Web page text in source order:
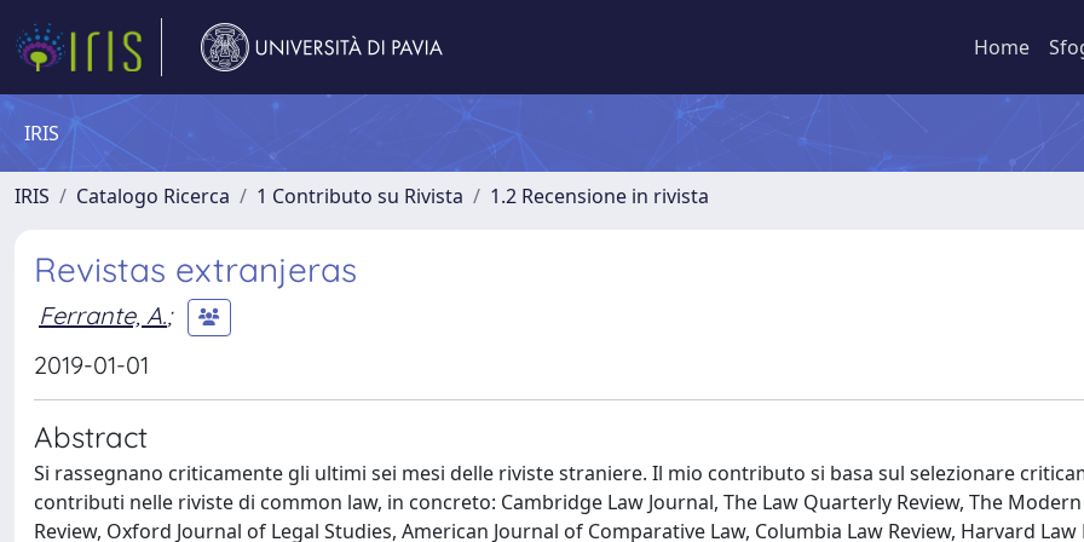
Home
IRIS
IRIS Catalogo Ricerca 1 Contributo su Rivista 1.2 Recensione in rivista
Revistas extranjeras
Ferrante, A.;
2019-01-01
Abstract
Si rassegnano criticamente gli ultimi sei mesi delle riviste straniere. Il mio contributo si basa sul selezionare
contributi nelle riviste di common law, in concreto: Cambridge Law Journal, The Law Quarterly Review, The
Review, Oxford Journal of Legal Studies, American Journal of Comparative Law, Columbia Law Review, Harvard Law